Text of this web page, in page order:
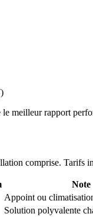
)
meilleur rapport
comprise. Tarifs
Note
Appoint ou
Solution polyvalente